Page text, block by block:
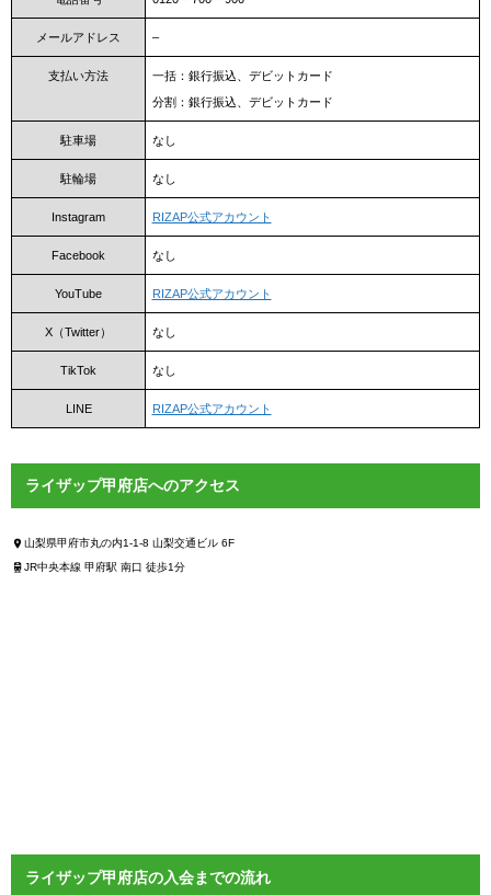
メールアドレス –
支払い方法
一括：銀行振込、デビットカード
分割：銀行振込、デビットカード
駐車場 なし
駐輪場 なし
Instagram RIZAP公式アカウント
Facebook なし
YouTube RIZAP公式アカウント
X（Twitter） なし
TikTok なし
LINE RIZAP公式アカウント
ライザップ甲府店へのアクセス
山梨県甲府市丸の内1-1-8 山梨交通ビル 6F
JR中央本線 甲府駅 南口 徒歩1分
ライザップ甲府店の入会までの流れ